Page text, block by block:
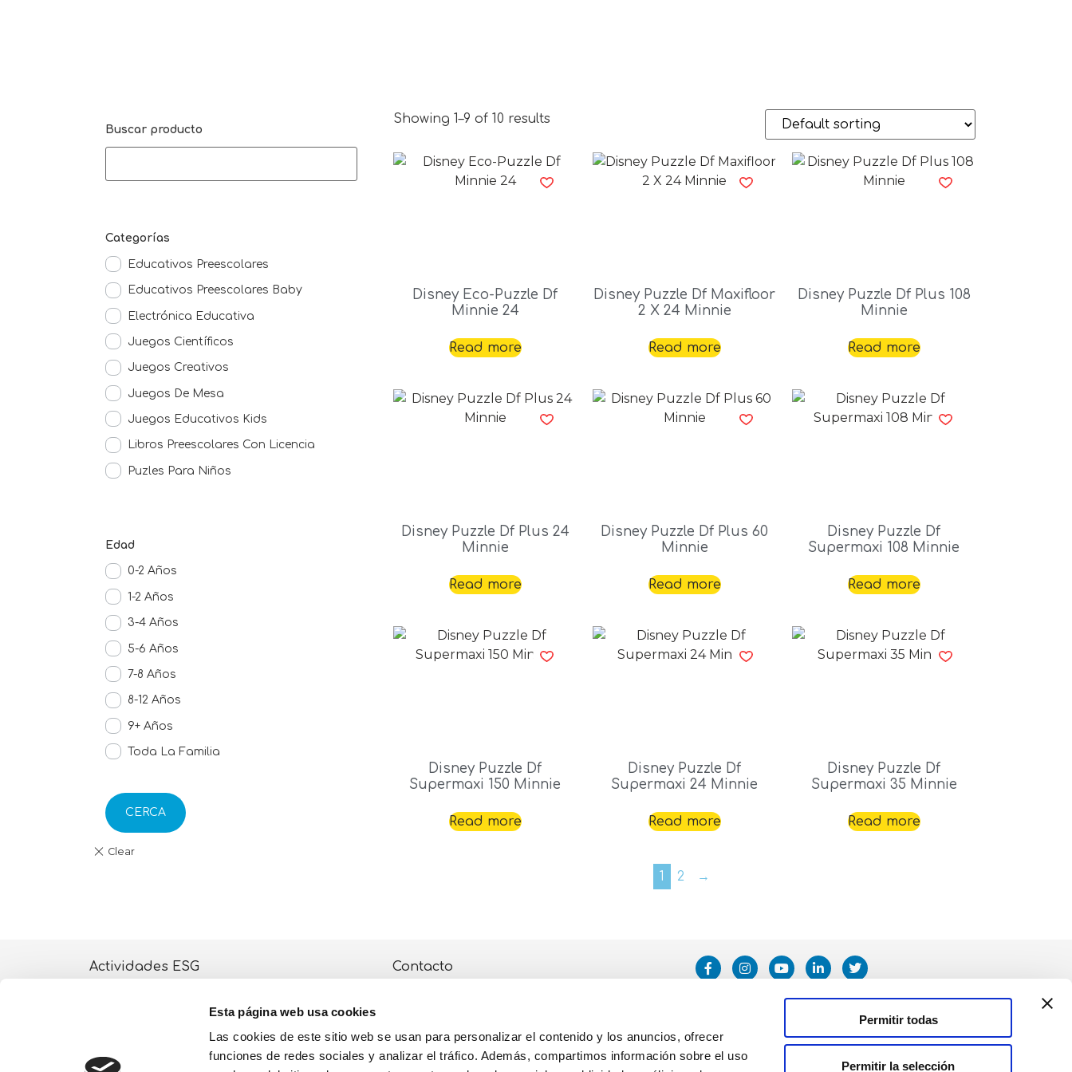
Esta página web usa cookies
Las cookies de este sitio web se usan para personalizar el contenido y los anuncios, ofrecer
funciones de redes sociales y analizar el tráfico. Además, compartimos información sobre el uso
Permitir todas
Permitir la selección
Buscar producto
Categorías
Educativos Preescolares
Educativos Preescolares Baby
Electrónica Educativa
Juegos Científicos
Juegos Creativos
Juegos De Mesa
Juegos Educativos Kids
Libros Preescolares Con Licencia
Puzles Para Niños
Edad
0-2 Años
1-2 Años
3-4 Años
5-6 Años
7-8 Años
8-12 Años
9+ Años
Toda La Familia
CERCA
Showing 1–9 of 10 results
Disney Eco-Puzzle Df
Minnie 24
Read more
Disney Puzzle Df Maxifloor
2 X 24 Minnie
Read more
Disney Puzzle Df Plus 108
Minnie
Read more
Disney Puzzle Df Plus 24
Minnie
Read more
Disney Puzzle Df Plus 60
Minnie
Read more
Disney Puzzle Df
Supermaxi 108 Minnie
Read more
Disney Puzzle Df
Supermaxi 150 Minnie
Read more
Disney Puzzle Df
Supermaxi 24 Minnie
Read more
Disney Puzzle Df
Supermaxi 35 Minnie
Read more
1 2 →
Actividades ESG Contacto
Política de Privacidad y Cookies